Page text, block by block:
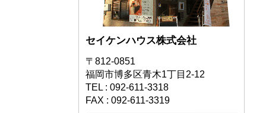
セイケンハウス株式会社
〒812-0851
福岡市博多区青木1丁目2-12
TEL : 092-611-3318
FAX : 092-611-3319